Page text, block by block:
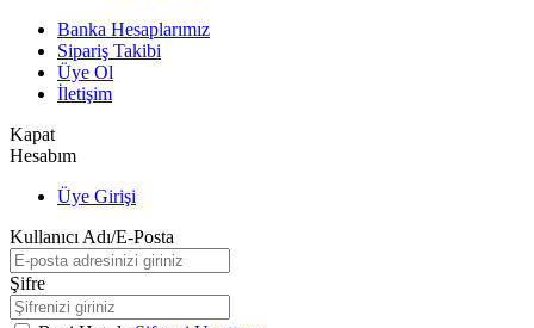
Banka Hesaplarımız
Sipariş Takibi
Üye Ol
İletişim
Kapat
Hesabım
Üye Girişi
Kullanıcı Adı/E-Posta
Şifre